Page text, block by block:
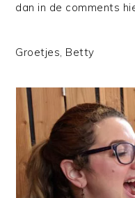
dan in de comments
Groetjes, Betty